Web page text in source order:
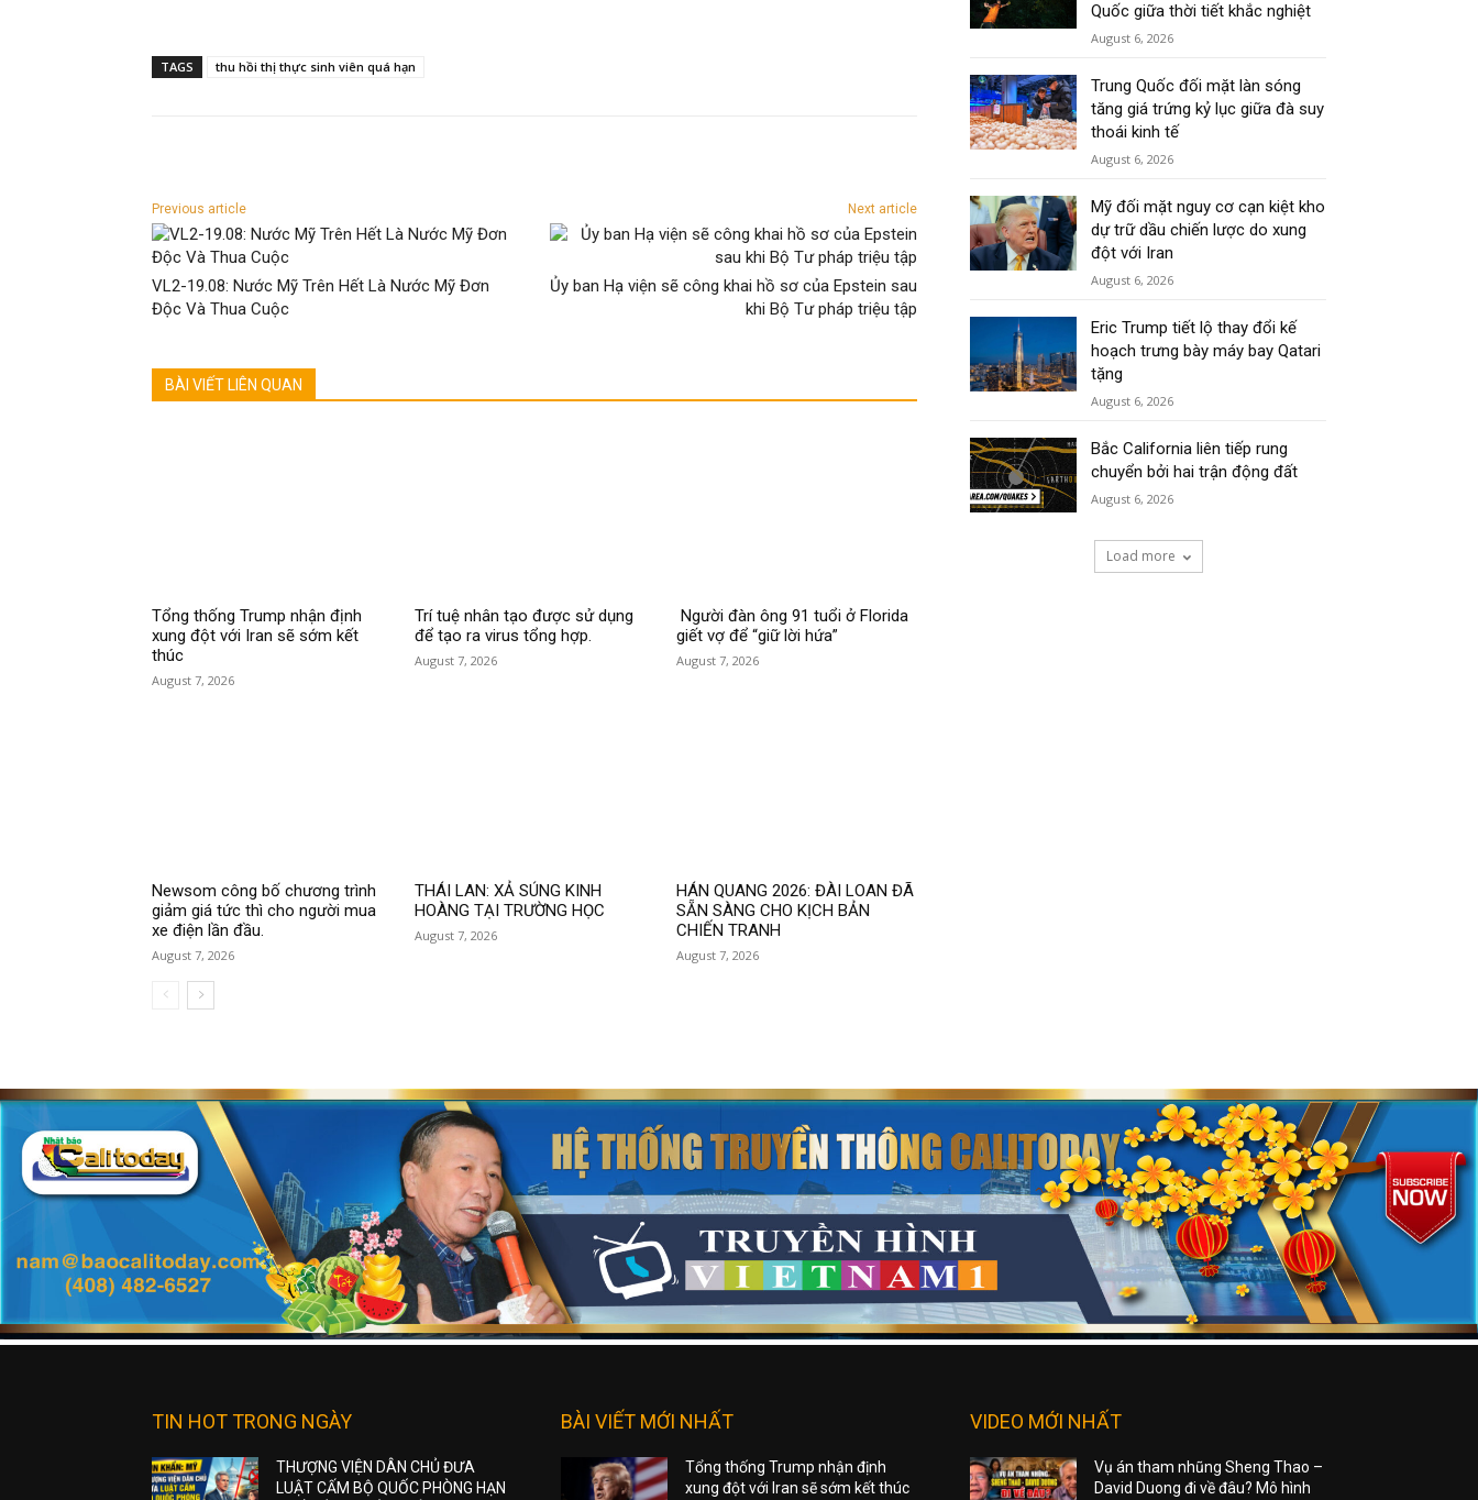
TAGS thu hồi thị thực sinh viên quá hạn
Previous article
VL2-19.08: Nước Mỹ Trên Hết Là Nước Mỹ Đơn
Độc Và Thua Cuộc
Next article
Ủy ban Hạ viện sẽ công khai hồ sơ của Epstein sau
khi Bộ Tư pháp triệu tập
BÀI VIẾT LIÊN QUAN
Tổng thống Trump nhận định
xung đột với Iran sẽ sớm kết
thúc
August 7, 2026
Trí tuệ nhân tạo được sử dụng
để tạo ra virus tổng hợp.
August 7, 2026
Người đàn ông 91 tuổi ở Florida
giết vợ để “giữ lời hứa”
August 7, 2026
Newsom công bố chương trình
giảm giá tức thì cho người mua
xe điện lần đầu.
August 7, 2026
THÁI LAN: XẢ SÚNG KINH
HOÀNG TẠI TRƯỜNG HỌC
August 7, 2026
HÁN QUANG 2026: ĐÀI LOAN ĐÃ
SẴN SÀNG CHO KỊCH BẢN
CHIẾN TRANH
August 7, 2026
Quốc giữa thời tiết khắc nghiệt
August 6, 2026
Trung Quốc đối mặt làn sóng
tăng giá trứng kỷ lục giữa đà suy
thoái kinh tế
August 6, 2026
Mỹ đối mặt nguy cơ cạn kiệt kho
dự trữ dầu chiến lược do xung
đột với Iran
August 6, 2026
Eric Trump tiết lộ thay đổi kế
hoạch trưng bày máy bay Qatari
tặng
August 6, 2026
Bắc California liên tiếp rung
chuyển bởi hai trận động đất
August 6, 2026
Load more
TIN HOT TRONG NGÀY
THƯỢNG VIỆN DÂN CHỦ ĐƯA
LUẬT CẤM BỘ QUỐC PHÒNG HẠN
BÀI VIẾT MỚI NHẤT
Tổng thống Trump nhận định
xung đột với Iran sẽ sớm kết thúc
VIDEO MỚI NHẤT
Vụ án tham nhũng Sheng Thao –
David Duong đi về đâu? Mô hình